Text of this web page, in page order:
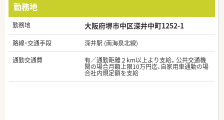
勤務地
勤務地 大阪府堺市中区深井中町1252-1
路線・交通手段
深井駅 (南海泉北線)
通勤交通費
有／通勤距離２km以上より支給。公共交通機
関の場合月額上限10万円迄、自家用車通勤の場
合社内規定額を支給